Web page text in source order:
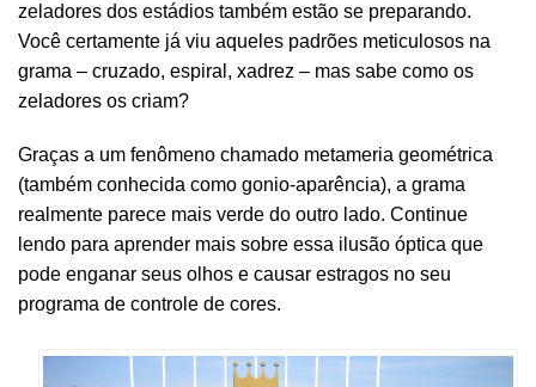
zeladores dos estádios também estão se preparando.
Você certamente já viu aqueles padrões meticulosos na
grama – cruzado, espiral, xadrez – mas sabe como os
zeladores os criam?
Graças a um fenômeno chamado metameria geométrica
(também conhecida como gonio-aparência), a grama
realmente parece mais verde do outro lado. Continue
lendo para aprender mais sobre essa ilusão óptica que
pode enganar seus olhos e causar estragos no seu
programa de controle de cores.